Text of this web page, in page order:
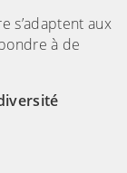
s’adaptent aux
à de